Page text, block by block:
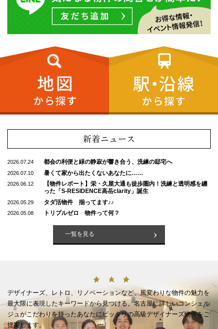
新着ニュース
2026.07.24 都会の利便と緑の静寂が響き合う、洗練の邸宅へ
2026.07.10 暑くて家から出たくないあなたに……
2026.06.12
【物件レポート】栄・久屋大通も徒歩圏内！洗練と透明感を纏
った「S-RESIDENCE高岳clarity」誕生
2026.05.29 タダ活物件 揃ってます♪♪
2026.05.08 トリプルゼロ 物件って何？
一覧を見る
デザイナーズ、レトロ、リノベーションなど、風変わりな物件の魅力を
最大限に表現したキーワードから見つける。名古屋に詳しいコンシェル
ジュがこだわりを持ったあなたにピッタリの高級デザイナーズ物件をご
提案します。